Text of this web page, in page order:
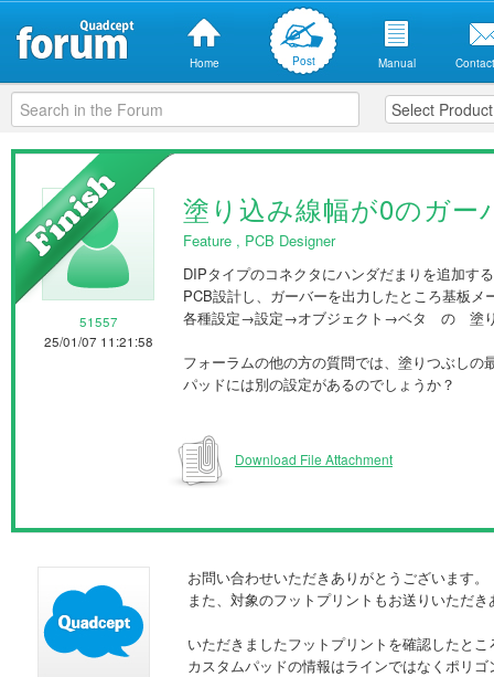
Home Post Manual
51557
25/01/07 11:21:58
塗り込み線幅が0のガー
Feature , PCB Designer
DIPタイプのコネクタにハンダだまりを追加す
PCB設計し、ガーバーを出力したところ基板
各種設定→設定→オブジェクト→ベタ の 塗り
フォーラムの他の方の質問では、塗りつぶし
パッドには別の設定があるのでしょうか？
Download File Attachment
お問い合わせいただきありがとうございます。
また、対象のフットプリントもお送りいただ
いただきましたフットプリントを確認したと
カスタムパッドの情報はラインではなくポリ